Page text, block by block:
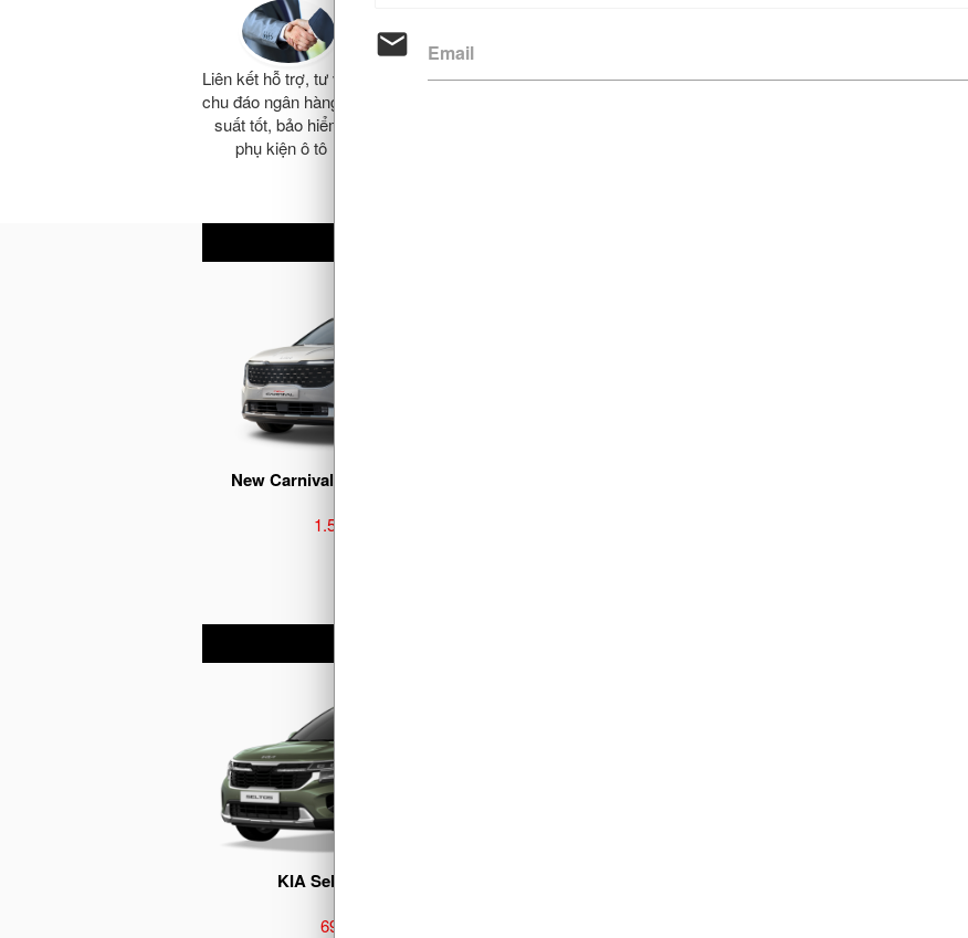
Liên kết hỗ trợ, tư vấn
chu đáo ngân hàng lãi
suất tốt, bảo hiểm,
phụ kiện ô tô
New Carnival 2.2D Signature - 7 GHẾ
1.539.000.000 đ
KIA Seltos Premium 1.5L
699.000.000 đ
email Email